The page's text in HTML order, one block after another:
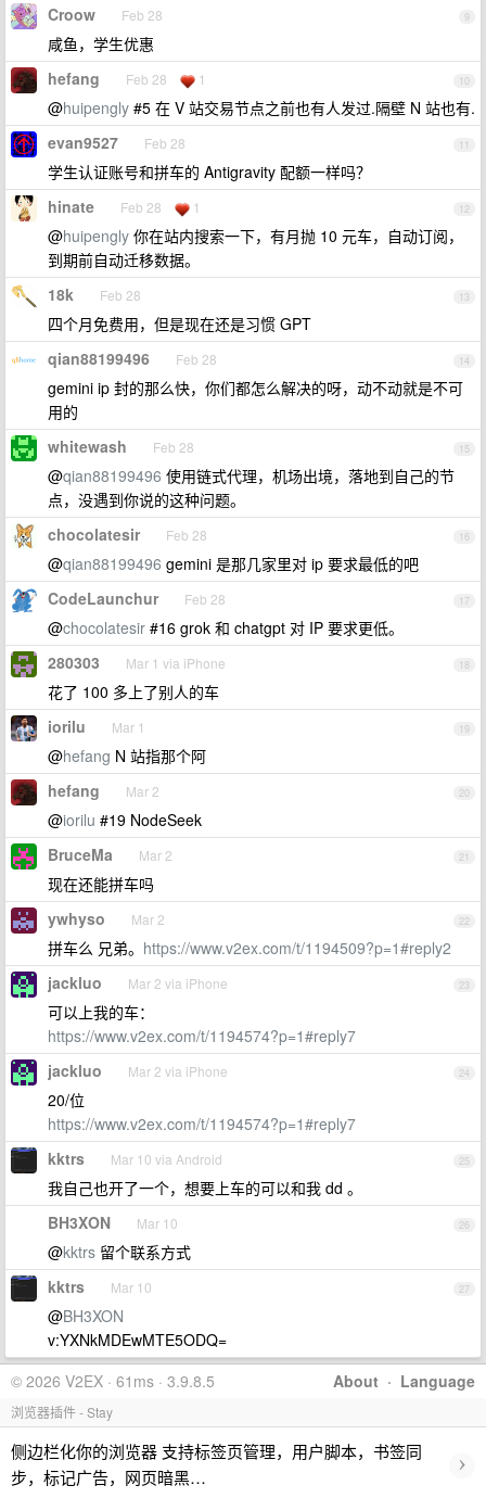
9
Croow Feb 28
咸鱼，学生优惠
10
hefang Feb 28 1
@huipengly #5 在 V 站交易节点之前也有人发过.隔壁 N 站也有.
11
evan9527 Feb 28
学生认证账号和拼车的 Antigravity 配额一样吗？
12
hinate Feb 28 1
@huipengly 你在站内搜索一下，有月抛 10 元车，自动订阅，
到期前自动迁移数据。
13
18k Feb 28
四个月免费用，但是现在还是习惯 GPT
14
qian88199496 Feb 28
gemini ip 封的那么快，你们都怎么解决的呀，动不动就是不可
用的
15
whitewash Feb 28
@qian88199496 使用链式代理，机场出境，落地到自己的节
点，没遇到你说的这种问题。
16
chocolatesir Feb 28
@qian88199496 gemini 是那几家里对 ip 要求最低的吧
17
CodeLaunchur Feb 28
@chocolatesir #16 grok 和 chatgpt 对 IP 要求更低。
18
280303 Mar 1 via iPhone
花了 100 多上了别人的车
19
iorilu Mar 1
@hefang N 站指那个阿
20
hefang Mar 2
@iorilu #19 NodeSeek
21
BruceMa Mar 2
现在还能拼车吗
22
ywhyso Mar 2
拼车么 兄弟。 https://www.v2ex.com/t/1194509?p=1#reply2
23
jackluo Mar 2 via iPhone
可以上我的车：
https://www.v2ex.com/t/1194574?p=1#reply7
24
jackluo Mar 2 via iPhone
20/位
https://www.v2ex.com/t/1194574?p=1#reply7
25
kktrs Mar 10 via Android
我自己也开了一个，想要上车的可以和我 dd 。
26
BH3XON Mar 10
@kktrs 留个联系方式
27
kktrs Mar 10
@BH3XON
v:YXNkMDEwMTE5ODQ=
About · Language
© 2026 V2EX · 61ms · 3.9.8.5
浏览器插件 - Stay
侧边栏化你的浏览器 支持标签页管理，用户脚本，书签同
步，标记广告，网页暗黑…
›